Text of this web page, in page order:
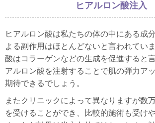
ヒアルロン酸注入
ヒアルロン酸は私たちの体の中にある成
よる副作用はほとんどないと言われてい
酸はコラーゲンなどの生成を促進すると
アルロン酸を注射することで肌の弾力ア
期待できるでしょう。
またクリニックによって異なりますが数
を受けることができ、比較的施術も受け